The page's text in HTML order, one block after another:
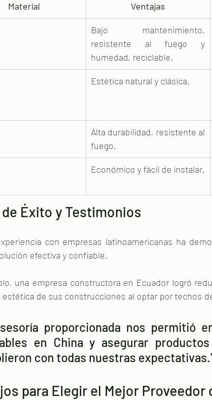
Material Ventajas
Bajo mantenimiento,
resistente al fuego y
humedad, reciclable.
Estética natural y clásica.
Alta durabilidad, resistente al
fuego.
Económico y fácil de instalar.
Éxito y Testimonios
con empresas latinoamericanas ha
efectiva y confiable.
una empresa constructora en Ecuador logró
estética de sus construcciones al optar por techos
proporcionada nos permitió
en China y asegurar
con todas nuestras
para Elegir el Mejor Proveedor